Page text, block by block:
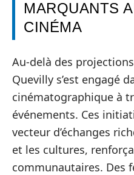
MARQUANTS
CINÉMA
Au-delà des
Quevilly s’est engagé
cinématographique à
événements. Ces
vecteur d’échanges
et les cultures,
communautaires. Des